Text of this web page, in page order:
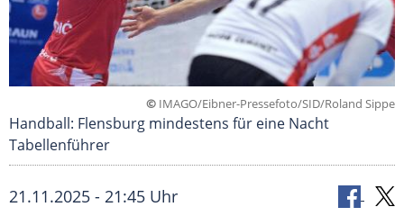
© IMAGO/Eibner-Pressefoto/SID/Roland Sippe
Handball: Flensburg mindestens für eine Nacht
Tabellenführer
21.11.2025 - 21:45 Uhr